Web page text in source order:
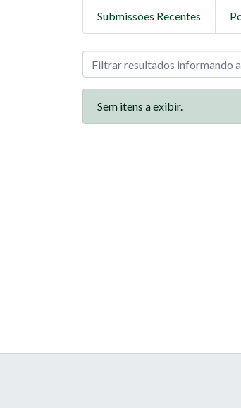
Submissões Recentes
Navegando 03 -
Sem itens a exibir.